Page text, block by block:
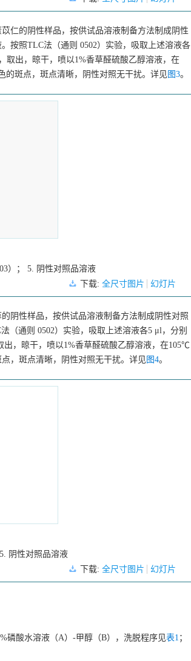
仁的阴性样品，按供试品溶液制备方法制成阴性
按照TLC法（通则 0502）实验，吸取上述溶液各
出，晾干，喷以1%香草醛硫酸乙醇溶液，在
斑点，斑点清晰，阴性对照无干扰。详见 图3。
）； 5. 阴性对照品溶液
下载: 全尺寸图片 幻灯片
阴性样品，按供试品溶液制备方法制成阴性对照
（通则 0502）实验，吸取上述溶液各5 μl，分别
，晾干，喷以1%香草醛硫酸乙醇溶液，在105℃
，斑点清晰，阴性对照无干扰。详见图4。
阴性对照品溶液
下载: 全尺寸图片 幻灯片
磷酸水溶液（A）-甲醇（B），洗脱程序见表1 ；